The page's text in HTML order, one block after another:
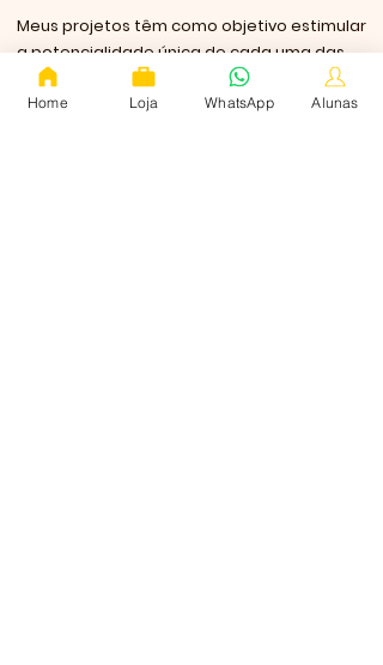
Meus projetos têm como objetivo estimular
a potencialidade única de cada uma das
minhas alunas.
Home Loja WhatsApp Alunas